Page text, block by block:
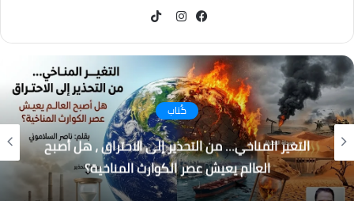
كُتاب
التغير المناخي… من التحذير إلى الاحتراق ، هل أصبح
العالم يعيش عصر الكوارث المناخية؟